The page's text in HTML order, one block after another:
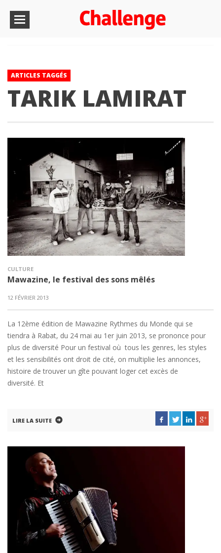
ARTICLES TAGGÉS
TARIK LAMIRAT
CULTURE
Mawazine, le festival des sons mêlés
12 FÉVRIER 2013
La 12ème édition de Mawazine Rythmes du Monde qui se
tiendra à Rabat, du 24 mai au 1er juin 2013, se prononce pour
plus de diversité Pour un festival où tous les genres, les styles
et les sensibilités ont droit de cité, on multiplie les annonces,
histoire de trouver un gîte pouvant loger cet excès de
diversité. Et
LIRE LA SUITE